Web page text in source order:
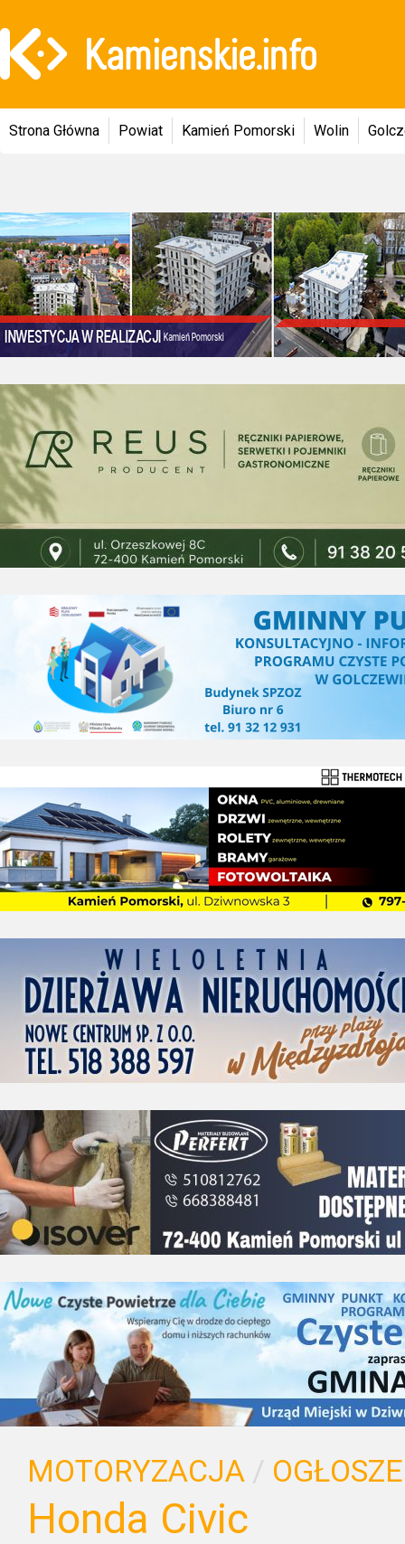
Strona Główna Powiat Kamień Pomorski Wolin
MOTORYZACJA /
Honda Civic